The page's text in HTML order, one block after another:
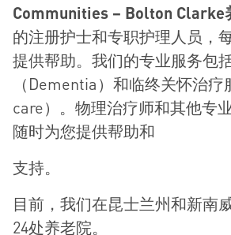
Communities – Bolton Clarke
的注册护士和专职护理人员，
提供帮助。我们的专业服务包
（Dementia）和临终关怀治
care）。物理治疗师和其他专
随时为您提供帮助和
支持。
目前，我们在昆士兰州和新南
24处养老院。